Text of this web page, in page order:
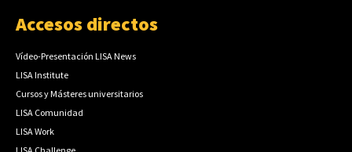
Accesos directos
Vídeo-Presentación LISA News
LISA Institute
Cursos y Másteres universitarios
LISA Comunidad
LISA Work